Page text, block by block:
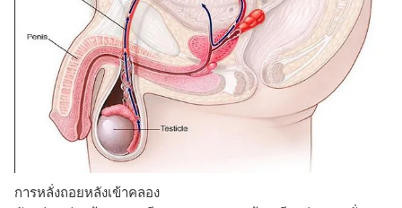
การหลั่งถอยหลังเข้าคลอง